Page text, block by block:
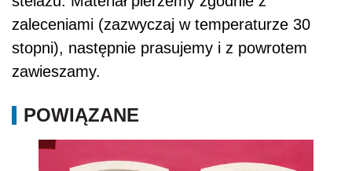
zaleceniami (zazwyczaj w temperaturze 30
stopni), następnie prasujemy i z powrotem
zawieszamy.
POWIĄZANE